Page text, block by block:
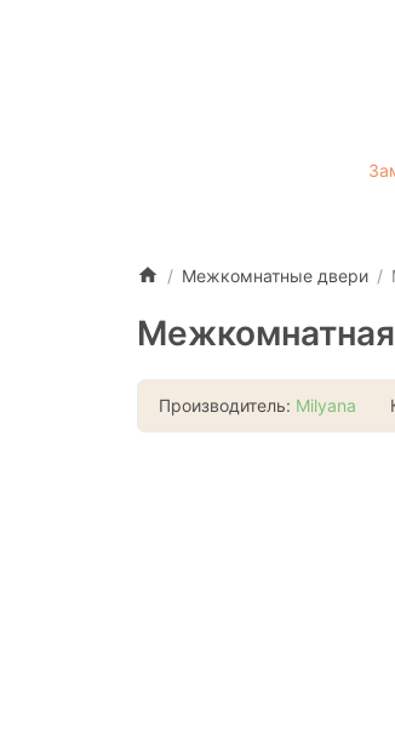
Межкомнатные двери
Производитель: Milyana